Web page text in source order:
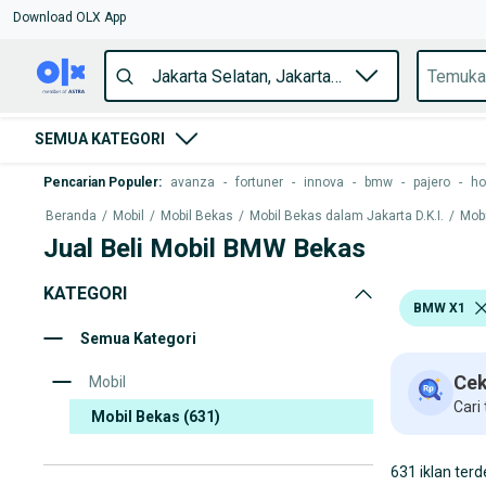
Download OLX App
SEMUA KATEGORI
Pencarian Populer: avanza - fortuner - innova - bmw - pajero -
Beranda / Mobil / Mobil Bekas / Mobil Bekas dalam Jakarta D.K.I. /
Jual Beli Mobil BMW Bekas
KATEGORI
Semua Kategori
Mobil
Mobil Bekas (631)
BMW X1
Cari
631 iklan